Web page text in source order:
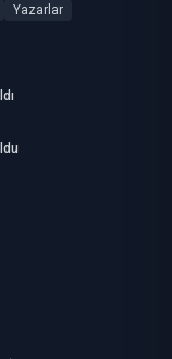
Yazarlar